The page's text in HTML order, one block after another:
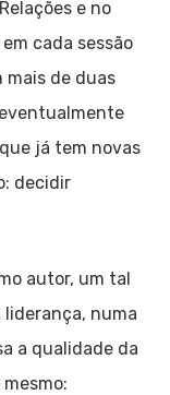
e no
cada sessão
mais de duas
já tem novas
decidir
autor, um tal
liderança, numa
a qualidade da